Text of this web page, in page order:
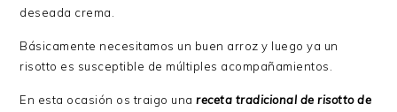
deseada crema.
Básicamente necesitamos un buen arroz y luego ya un
risotto es susceptible de múltiples acompañamientos.
En esta ocasión os traigo unareceta tradicional de risotto de